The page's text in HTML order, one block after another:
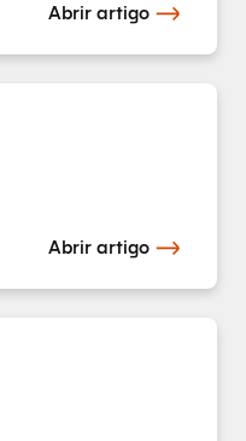
Abrir artigo
Abrir artigo